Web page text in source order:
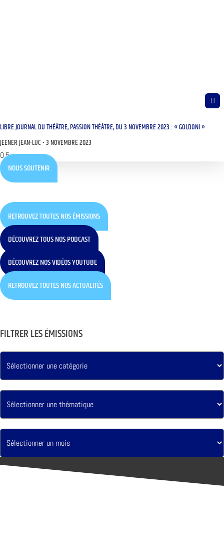
LIBRE JOURNAL DU THÉÂTRE, PASSION THÉÂTRE, DU 3 NOVEMBRE 2023 : « GOLDONI »
JEENER JEAN-LUC 3 NOVEMBRE 2023
NOUS SOUTENIR
RETROUVEZ TOUTES NOS ÉMISSIONS
DÉCOUVREZ TOUS NOS PODCAST
DÉCOUVREZ NOS VIDÉOS YOUTUBE
RETROUVEZ TOUTES NOS ACTUALITÉS
FILTRER LES ÉMISSIONS